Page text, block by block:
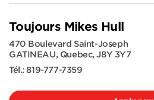
Toujours Mikes Hull
470 Boulevard Saint-Joseph
GATINEAU, Quebec,J8Y 3Y7
Tél.:819-777-7359